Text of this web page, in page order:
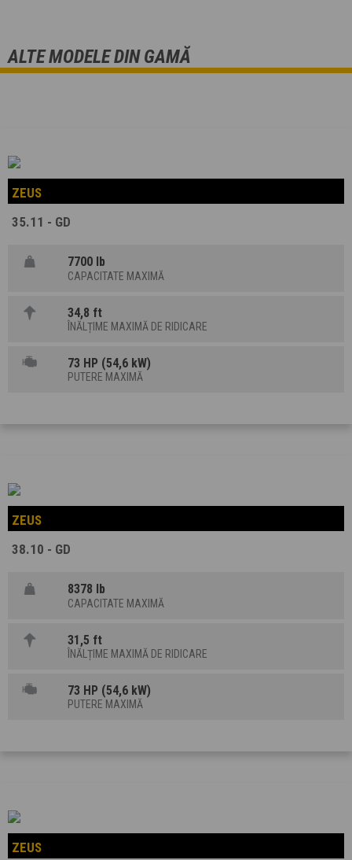
ALTE MODELE DIN GAMĂ
ZEUS
35.11 - GD
7700 lb
CAPACITATE MAXIMĂ
34,8 ft
ÎNĂLȚIME MAXIMĂ DE RIDICARE
73 HP (54,6 kW)
PUTERE MAXIMĂ
ZEUS
38.10 - GD
8378 lb
CAPACITATE MAXIMĂ
31,5 ft
ÎNĂLȚIME MAXIMĂ DE RIDICARE
73 HP (54,6 kW)
PUTERE MAXIMĂ
ZEUS